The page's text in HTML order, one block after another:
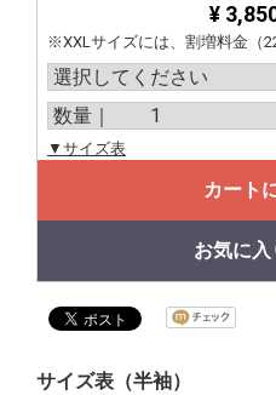
¥
※XXLサイズには、割増料金（
▼サイズ表
カート
お気に
サイズ表（半袖）